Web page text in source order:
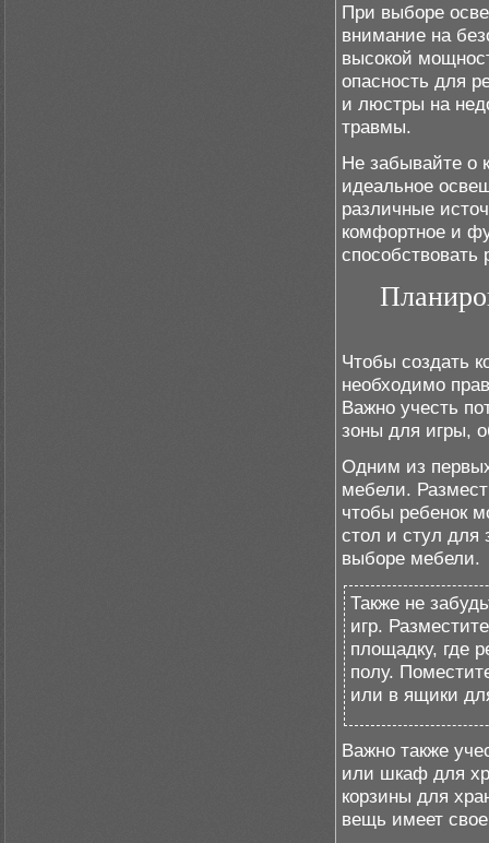
При выборе
внимание на
высокой
опасность для
и люстры на
травмы.
Не забывайте о
идеальное
различные
комфортное и
Чтобы создать
необходимо
Важно учесть
зоны для игры,
Одним из
мебели.
чтобы ребенок
стол и стул для
выборе мебели.
Также не
игр.
площадку, где
полу.
или в ящики
Важно также
или шкаф для
корзины для
вещь имеет